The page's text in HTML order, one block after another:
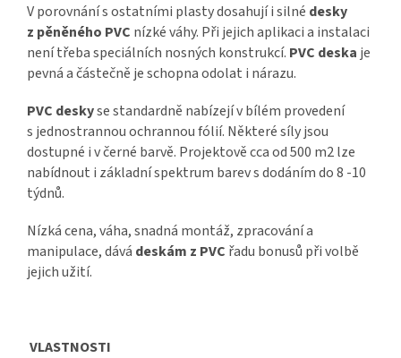
V porovnání s ostatními plasty dosahují i silné desky
z pěněného PVC nízké váhy. Při jejich aplikaci a instalaci
není třeba speciálních nosných konstrukcí. PVC deska je
pevná a částečně je schopna odolat i nárazu.
PVC deskyse standardně nabízejí v bílém provedení
s jednostrannou ochrannou fólií. Některé síly jsou
dostupné i v černé barvě. Projektově cca od 500 m2 lze
nabídnout i základní spektrum barev s dodáním do 8 -10
týdnů.
Nízká cena, váha, snadná montáž, zpracování a
manipulace, dává deskám z PVC řadu bonusů při volbě
jejich užití.
VLASTNOSTI